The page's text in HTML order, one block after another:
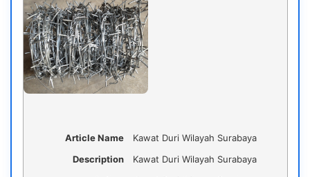
Article Name
Kawat Duri Wilayah Surabaya
Description
Kawat Duri Wilayah Surabaya